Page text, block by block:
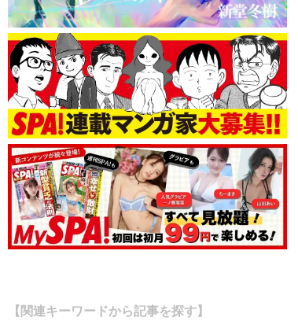
【関連キーワードから記事を探す】